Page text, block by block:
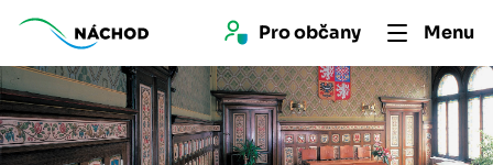
Pro občany Menu